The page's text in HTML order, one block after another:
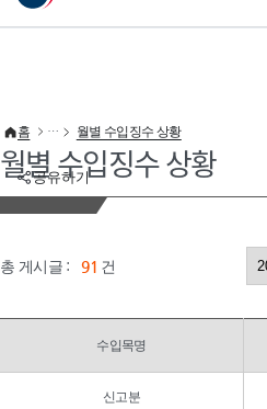
이 누리집은 대한민국 공식 전자정부 누리집입니다.
공유하기
홈 월별 수입징수 상황
월별 수입징수 상황
총 게시글 : 91 건
수입목명
신고분